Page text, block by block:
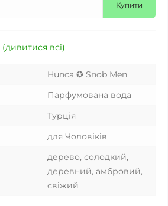
Купити
(дивитися всі)
Hunca ✪ Snob Men
Парфумована вода
Турція
для Чоловіків
дерево, солодкий,
деревний, амбровий,
свіжий